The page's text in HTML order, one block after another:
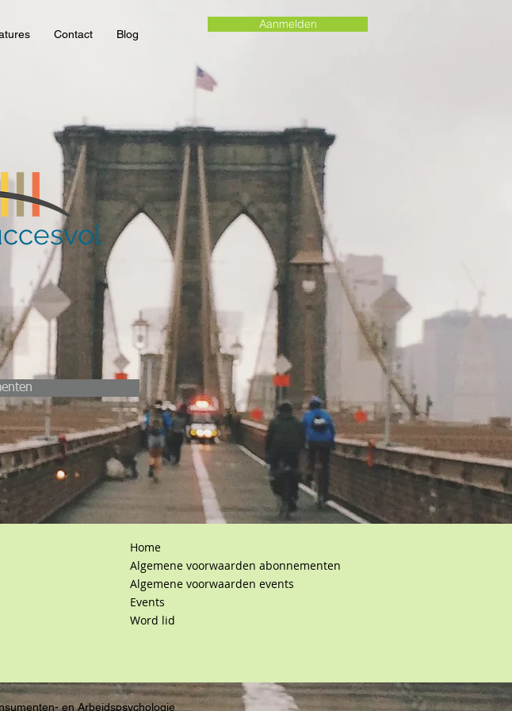
Contact Blog
Aanmelden
Home
Algemene voorwaarden abonnementen
Algemene voorwaarden events
Events
Word lid
en Arbeidspsychologie